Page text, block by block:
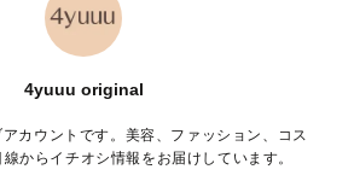
4yuuu original
カウントです。美容、ファッション、コス
からイチオシ情報をお届けしています。